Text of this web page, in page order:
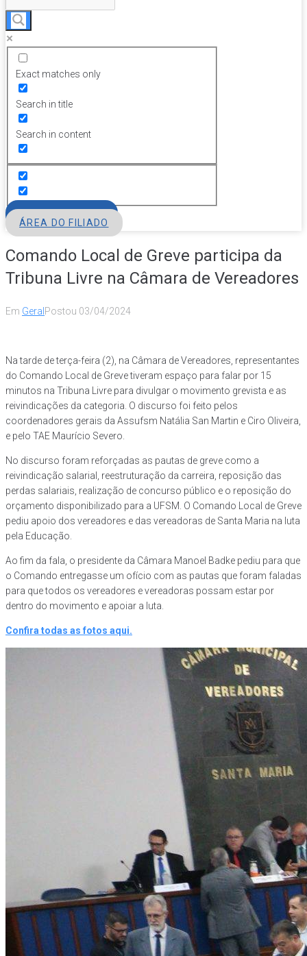
Exact matches only
Search in title
Search in content
ÁREA DO FILIADO
Comando Local de Greve participa da
Tribuna Livre na Câmara de Vereadores
Em Geral Postou 03/04/2024
Na tarde de terça-feira (2), na Câmara de Vereadores, representantes
do Comando Local de Greve tiveram espaço para falar por 15
minutos na Tribuna Livre para divulgar o movimento grevista e as
reivindicações da categoria. O discurso foi feito pelos
coordenadores gerais da Assufsm Natália San Martin e Ciro Oliveira,
e pelo TAE Maurício Severo.
No discurso foram reforçadas as pautas de greve como a
reivindicação salarial, reestruturação da carreira, reposição das
perdas salariais, realização de concurso público e o reposição do
orçamento disponibilizado para a UFSM. O Comando Local de Greve
pediu apoio dos vereadores e das vereadoras de Santa Maria na luta
pela Educação.
Ao fim da fala, o presidente da Câmara Manoel Badke pediu para que
o Comando entregasse um ofício com as pautas que foram faladas
para que todos os vereadores e vereadoras possam estar por
dentro do movimento e apoiar a luta.
Confira todas as fotos aqui.